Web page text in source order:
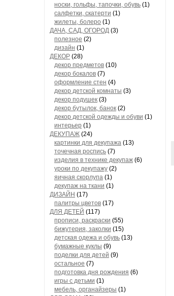
носки, гольфы, тапочки, обувь (1)
салфетки, скатерти (1)
жилеты, болеро (1)
ДАЧА, САД, ОГОРОД (3)
полезное (2)
дизайн (1)
ДЕКОР (28)
декор предметов (10)
декор бокалов (7)
оформление стен (4)
декор детской комнаты (3)
декор подушек (3)
декор бутылок, банок (2)
декор детской одежды и обуви (1)
интерьер (1)
ДЕКУПАЖ (24)
картинки для декупажа (13)
точечная роспись (7)
изделия в технике декупаж (6)
уроки по декупажу (2)
яичная скорлупа (1)
декупаж на ткани (1)
ДИЗАЙН (17)
палитры цветов (17)
ДЛЯ ДЕТЕЙ (117)
прописи, раскраски (55)
бижутерия, заколки (15)
детская одежа и обувь (13)
бумажные куклы (9)
поделки для детей (9)
остальное (7)
подготовка дня рождения (6)
игры с детьми (1)
мебель, органайзеры (1)